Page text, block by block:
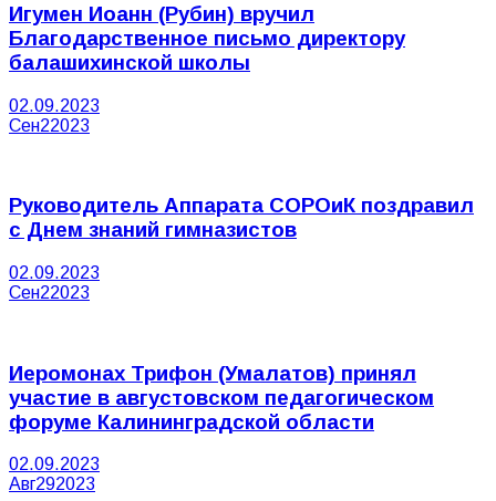
Игумен Иоанн (Рубин) вручил
Благодарственное письмо директору
балашихинской школы
02.09.2023
Сен22023
Руководитель Аппарата СОРОиК поздравил
с Днем знаний гимназистов
02.09.2023
Сен22023
Иеромонах Трифон (Умалатов) принял
участие в августовском педагогическом
форуме Калининградской области
02.09.2023
Авг292023